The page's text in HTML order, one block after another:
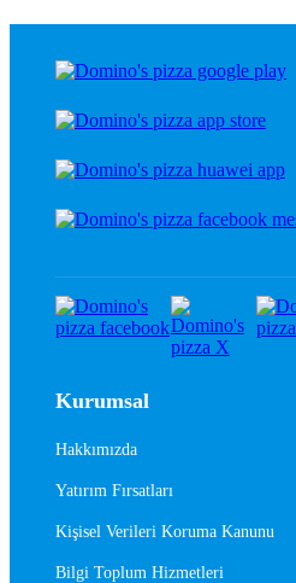
Kurumsal
Hakkımızda
Yatırım Fırsatları
Kişisel Verileri Koruma Kanunu
Bilgi Toplum Hizmetleri